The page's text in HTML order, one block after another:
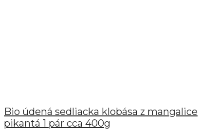
Bio údená sedliacka klobása z mangalice
pikantá 1 pár cca 400g